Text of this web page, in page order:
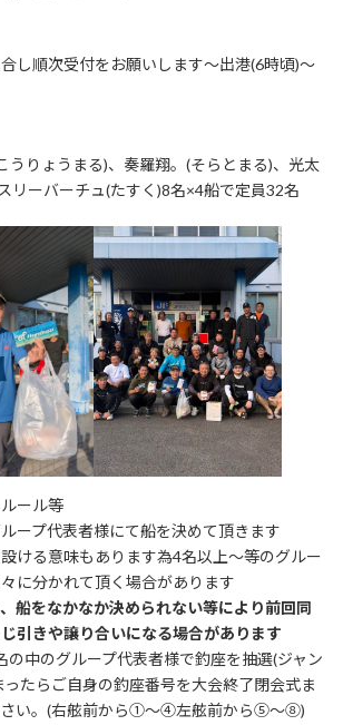
し順次受付をお願いします～出港(6時頃)～
うりょうまる)、奏羅翔。(そらとまる)、光太
リーバーチュ(たすく)8名×4船で定員32名
ール等
ープ代表者様にて船を決めて頂きます
ける意味もあります為4名以上～等のグルー
に分かれて頂く場合があります
船をなかなか決められない等により前回同
引きや譲り合いになる場合があります
中のグループ代表者様で釣座を抽選(ジャン
たらご自身の釣座番号を大会終了閉会式ま
さい。(右舷前から①～④左舷前から⑤～⑧)